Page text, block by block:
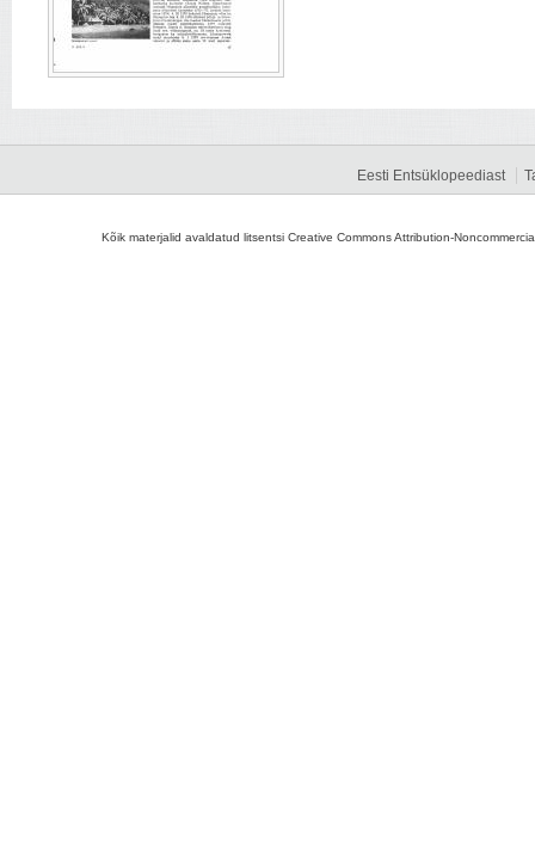
Eesti Entsüklopeediast
Kõik materjalid avaldatud litsentsi Creative Commons Attribution-